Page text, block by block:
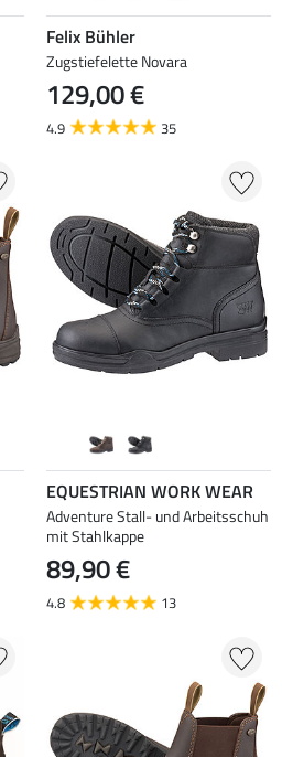
Felix Bühler
Zugstiefelette Novara
129,00 €
4.9 35
EQUESTRIAN WORK WEAR
Adventure Stall- und Arbeitsschuh
mit Stahlkappe
89,90 €
4.8 13